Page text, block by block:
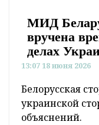
МИД
вручена
делах
13:07 18 июня 2026
Белорусская
украинской
объяснений.